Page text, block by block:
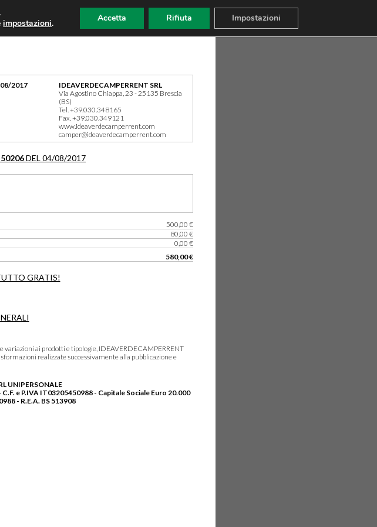
IDEAVERDECAMPERRENT SRL
Via Agostino Chiappa, 23 - 25135 Brescia
(BS)
Tel. +39.030.348165
Fax. +39.030.349121
www.ideaverdecamperrent.com
camper@ideaverdecamperrent.com
2017
50206DEL 04/08/2017
500,00 €
80,00 €
0,00 €
580,00 €
GRATIS!
ai prodotti e tipologie, IDEAVERDECAMPERRENT
realizzate successivamente alla pubblicazione e
UNIPERSONALE
e P.IVA IT03205450988 - Capitale Sociale Euro 20.000
- R.E.A. BS 513908
impostazioni. Accetta Rifiuta Impostazioni